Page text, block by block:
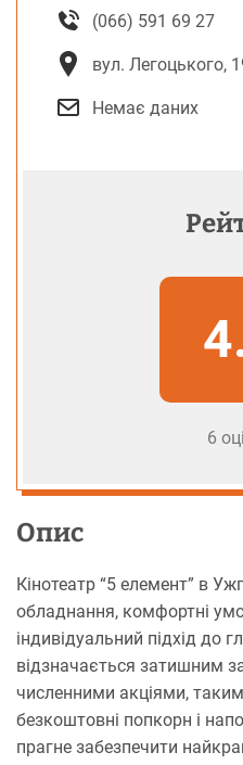
(066) 591 69 27
вул. Легоцького,
Немає даних
6
Опис
Кінотеатр “5 елемент” в
обладнання, комфортні
індивідуальний підхід до
відзначається затишним
численними акціями,
безкоштовні попкорн і
прагне забезпечити